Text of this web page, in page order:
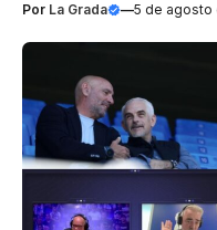
Por La Grada —5 de agosto